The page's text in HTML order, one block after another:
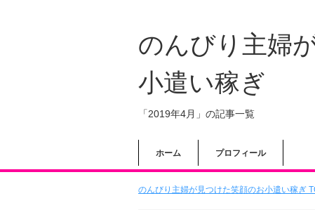
のんびり主婦
小遣い稼ぎ
「2019年4月」の記事一覧
ホーム プロフィール
のんびり主婦が見つけた笑顔のお小遣い稼ぎ